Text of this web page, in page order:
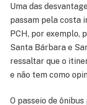
Uma das
passam pela costa
PCH, por exemplo,
Santa Bárbara e
ressaltar que o
e não tem como
O passeio de